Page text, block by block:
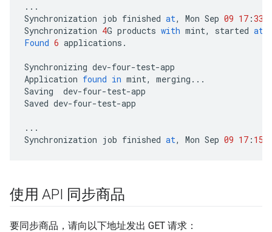
...
Synchronization job finished at, Mon Sep 09 17 :33
Synchronization 4G products with mint, started at
Found 6 applications .
Synchronizing dev-four-test-app
Application found in mint, merging ...
Saving
dev-four-test-app
Saved dev-four-test-app
...
Synchronization job finished at, Mon Sep 09 17 : 15
使用 API 同步商品
要同步商品，请向以下地址发出 GET 请求：